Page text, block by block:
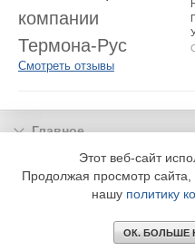
компании
Термона-Рус
Смотреть отзывы
Главное
Подписка
Информация
© 2002 - 2026 OOO Издательский
Этот веб-сайт
Продолжая просмотр
нашу политику
ОК. БОЛЬШЕ